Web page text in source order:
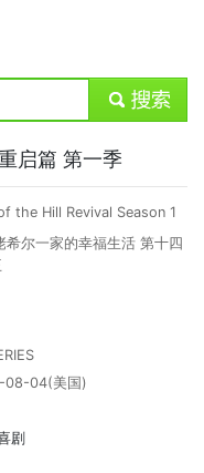
submit
启篇 第一季
the Hill Revival Season 1
希尔一家的幸福生活 第十四
08-04(美国)
剧